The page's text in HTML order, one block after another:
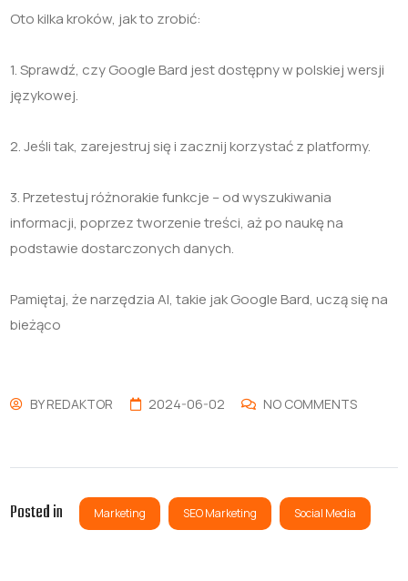
Oto kilka kroków, jak to zrobić:
1. Sprawdź, czy Google Bard jest dostępny w polskiej wersji
językowej.
2. Jeśli tak, zarejestruj się i zacznij korzystać z platformy.
3. Przetestuj różnorakie funkcje – od wyszukiwania
informacji, poprzez tworzenie treści, aż po naukę na
podstawie dostarczonych danych.
Pamiętaj, że narzędzia AI, takie jak Google Bard, uczą się na
bieżąco
BYREDAKTOR 2024-06-02 NO COMMENTS
Posted in Marketing SEO Marketing Social Media